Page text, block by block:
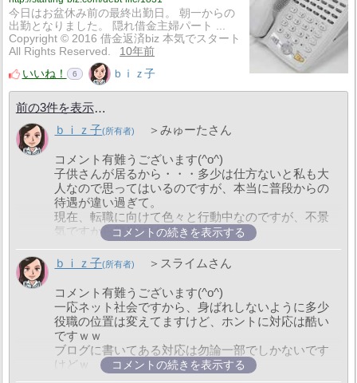
今日はお盆休み前の最終出勤日。 朝一からの
出勤となりました。 隠れ借金主婦パート ...
Copyright © 2016 借金返済biz 本気でスタート
All Rights Reserved.
10年前
いいね！
6 ｂｉｚ子
前の3件を表示
ｂｉｚ子
＞みゅーたさん
コメント有難うございます(^o^)
子供さんが居るから・・・多少は仕方ないと私も大
人なので思ってはいるのですが、本当に普段からの
待遇が違い過ぎて。
現在、転職に向けて色々と行動中なのですが、不景
気ですから簡単には行かず。
ですが、声帯ポリープの手術もしないと駄目なので
すが（有給は４０日ありますが、この子持ちパート
ないので、午後から出勤はしないのです）休むこと
が出来ないのです。
ブログのコメント欄ですが、このブログの形は知り
合いが作ってくれた物なので、ブログの形の編集は
私は出来ない（能力がない）のですｗｗ
メールで送って頂いて、承認すると表に表示される
仕組みみたいです。（多分）
コメントの続きを表示する
ｂｉｚ子 ＞スライムさん
コメント有難うございます(^o^)
一応ネット社会ですから、身ばれしないように多少
役職の位置は変えてますけど、ホントに対応は酷い
ですｗｗ
ブログに書いてある対応は勿論一部でしかないです
けどｗ
コメントの続きを表示する